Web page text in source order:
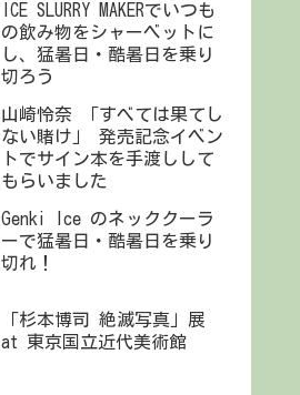
ICE SLURRY MAKERでいつも
の飲み物をシャーベットに
し、猛暑日・酷暑日を乗り
切ろう
山崎怜奈 「すべては果てし
ない賭け」 発売記念イベン
トでサイン本を手渡しして
もらいました
Genki Ice のネッククーラ
ーで猛暑日・酷暑日を乗り
切れ！
「杉本博司 絶滅写真」展
at 東京国立近代美術館